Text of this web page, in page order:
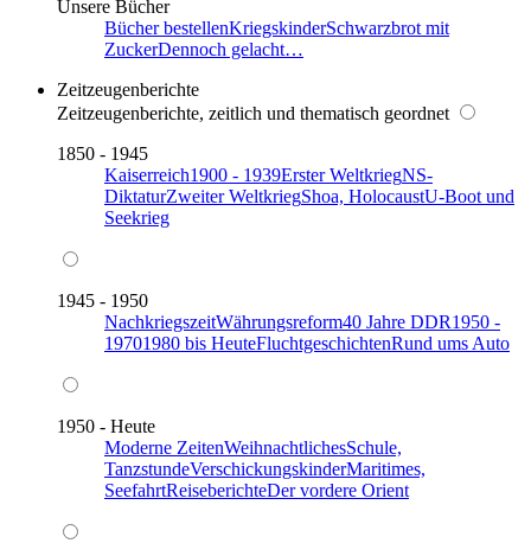
Unsere Bücher
Bücher bestellenKriegskinderSchwarzbrot mit
ZuckerDennoch gelacht…
Zeitzeugenberichte
Zeitzeugenberichte, zeitlich und thematisch geordnet
1850 - 1945
Kaiserreich1900 - 1939Erster WeltkriegNS-
DiktaturZweiter WeltkriegShoa, HolocaustU-Boot und
Seekrieg
1945 - 1950
NachkriegszeitWährungsreform40 Jahre DDR1950 -
19701980 bis HeuteFluchtgeschichtenRund ums Auto
1950 - Heute
Moderne ZeitenWeihnachtlichesSchule,
TanzstundeVerschickungskinderMaritimes,
SeefahrtReiseberichteDer vordere Orient